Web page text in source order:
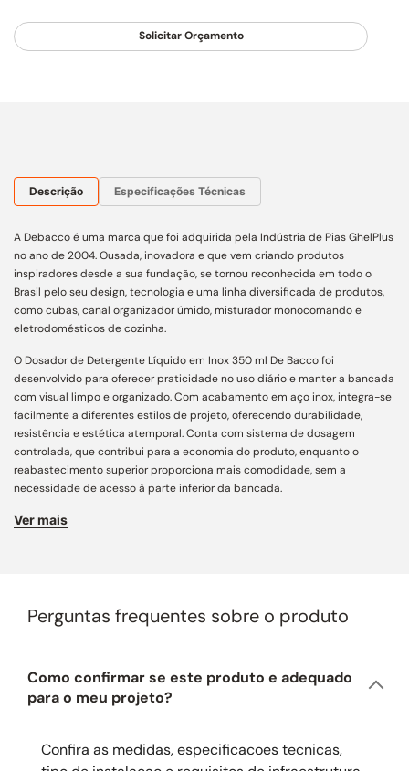
Solicitar Orçamento
Descrição Especificações Técnicas
A Debacco é uma marca que foi adquirida pela Indústria de Pias GhelPlus
no ano de 2004. Ousada, inovadora e que vem criando produtos
inspiradores desde a sua fundação, se tornou reconhecida em todo o
Brasil pelo seu design, tecnologia e uma linha diversificada de produtos,
como cubas, canal organizador úmido, misturador monocomando e
eletrodomésticos de cozinha.
O Dosador de Detergente Líquido em Inox 350 ml De Bacco foi
desenvolvido para oferecer praticidade no uso diário e manter a bancada
com visual limpo e organizado. Com acabamento em aço inox, integra-se
facilmente a diferentes estilos de projeto, oferecendo durabilidade,
resistência e estética atemporal. Conta com sistema de dosagem
controlada, que contribui para a economia do produto, enquanto o
reabastecimento superior proporciona mais comodidade, sem a
necessidade de acesso à parte inferior da bancada.
Capacidade de 350 ml: volume ideal para o uso diário, reduzindo a
Reabastecimento superior: mais praticidade no uso, sem necessidade de
Design discreto: mantém a bancada organizada e livre de frascos
aparentes.
Ver mais
Perguntas frequentes sobre o produto
Como confirmar se este produto e adequado
para o meu projeto?
Confira as medidas, especificacoes tecnicas,